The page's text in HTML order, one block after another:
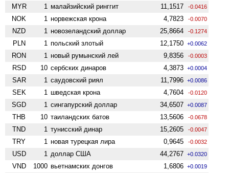
MYR 1 малайзийский ринггит 11,1517 -0.0416
NOK 1 норвежская крона 4,7823 -0.0070
NZD 1 ново­зеландский доллар 25,8664 -0.1274
PLN 1 польский злотый 12,1750 +0.0062
RON 1 новый румынский лей 9,8356 -0.0003
RSD 10 сербских динаров 4,3873 +0.0004
SAR 1 саудовский риял 11,7996 +0.0086
SEK 1 шведская крона 4,7604 -0.0120
SGD 1 сингапурский доллар 34,6507 +0.0087
THB 10 таиландских батов 13,5606 -0.0678
TND 1 тунисский динар 15,2605 -0.0047
TRY 1 новая турецкая лира 0,9645 -0.0032
USD 1 доллар США 44,2767 +0.0320
VND 1000 вьетнамских донгов 1,6806 +0.0019